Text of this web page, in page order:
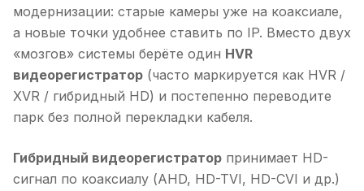
модернизации: старые камеры уже на коаксиале,
а новые точки удобнее ставить по IP. Вместо двух
«мозгов» системы берёте один HVR
видеорегистратор (часто маркируется как HVR /
XVR / гибридный HD) и постепенно переводите
парк без полной перекладки кабеля.
Гибридный видеорегистратор принимает HD-
сигнал по коаксиалу (AHD, HD-TVI, HD-CVI и др.)